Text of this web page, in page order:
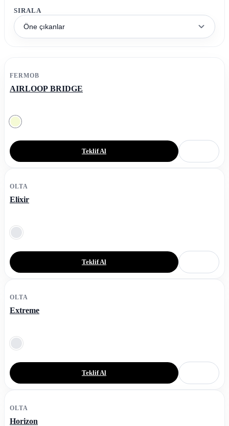
SIRALA
Öne çıkanlar
FERMOB
AIRLOOP BRIDGE
Teklif Al
OLTA
Elixir
Teklif Al
OLTA
Extreme
Teklif Al
OLTA
Horizon